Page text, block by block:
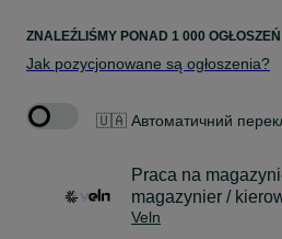
ZNALEŹLIŚMY PONAD 1 000 OGŁOSZEŃ
Jak pozycjonowane są ogłoszenia?
🇺🇦 Автоматичний
Praca na
magazynier /
BONUSY
Veln